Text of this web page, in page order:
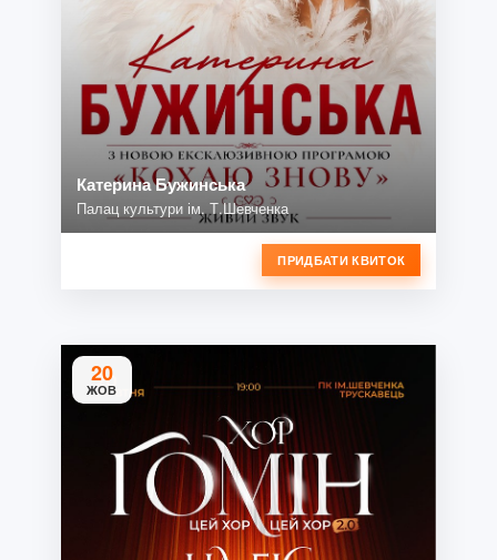
Катерина Бужинська
Палац культури ім. Т.Шевченка
ПРИДБАТИ КВИТОК
20
ЖОВ